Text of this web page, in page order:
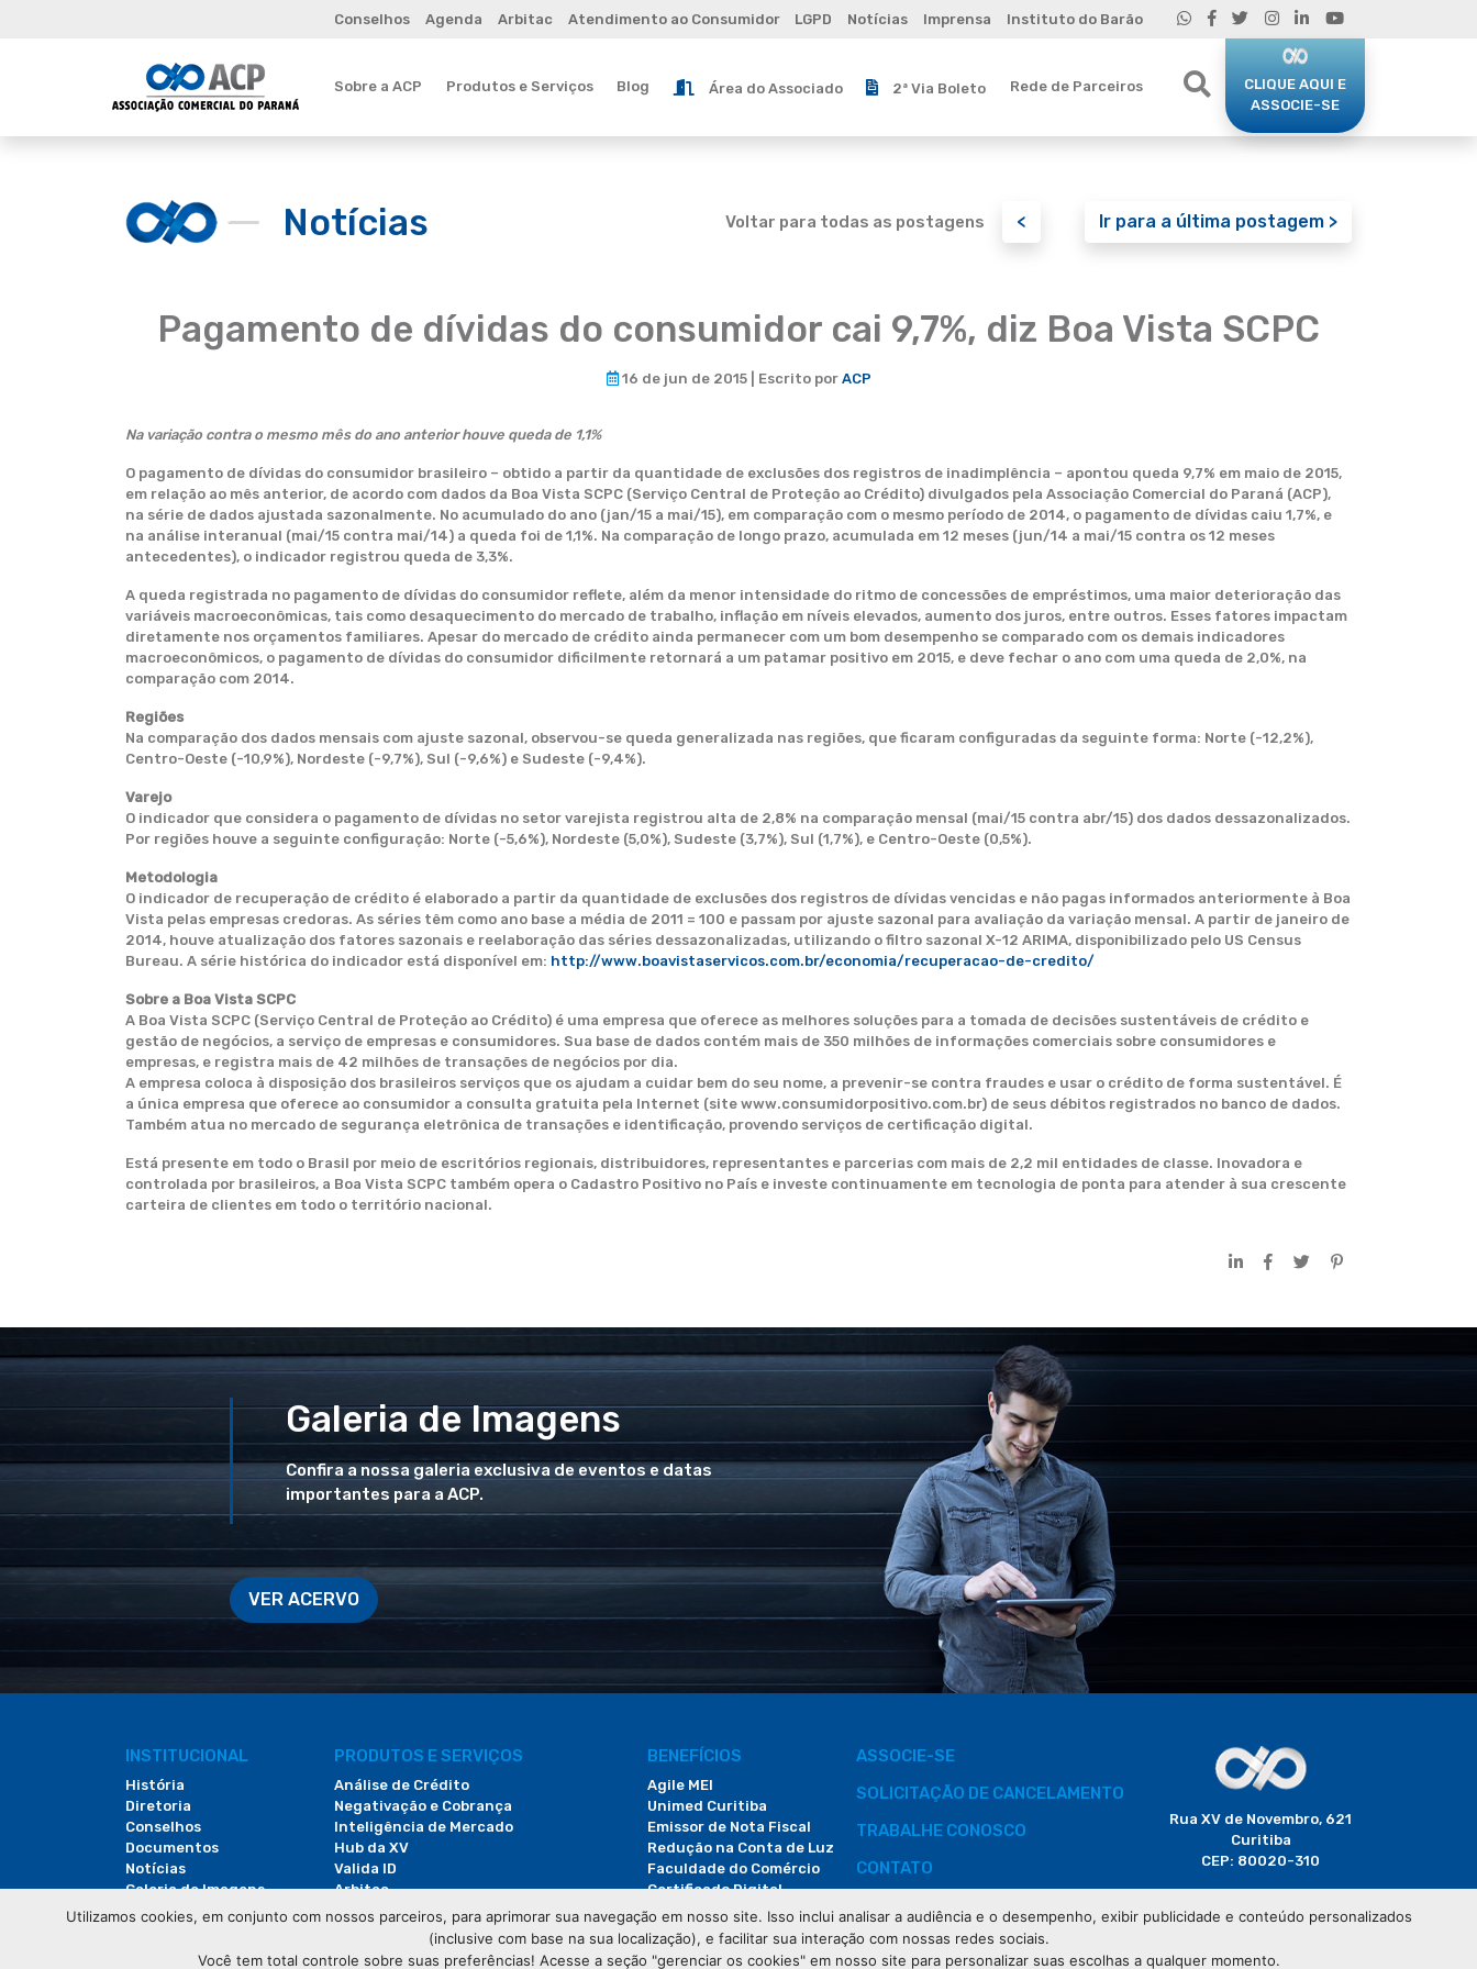
Conselhos Agenda Arbitac Atendimento ao Consumidor LGPD Notícias Imprensa Instituto do Barão
Sobre a ACP Produtos e Serviços Blog Área do Associado 2ª Via Boleto Rede de Parceiros
CLIQUE AQUI E
ASSOCIE-SE
Notícias Voltar para todas as postagens < Ir para a última postagem >
Pagamento de dívidas do consumidor cai 9,7%, diz Boa Vista SCPC
16 de jun de 2015 | Escrito por ACP
Na variação contra o mesmo mês do ano anterior houve queda de 1,1%
O pagamento de dívidas do consumidor brasileiro – obtido a partir da quantidade de exclusões dos registros de inadimplência – apontou queda 9,7% em maio de 2015,
em relação ao mês anterior, de acordo com dados da Boa Vista SCPC (Serviço Central de Proteção ao Crédito) divulgados pela Associação Comercial do Paraná (ACP),
na série de dados ajustada sazonalmente. No acumulado do ano (jan/15 a mai/15), em comparação com o mesmo período de 2014, o pagamento de dívidas caiu 1,7%, e
na análise interanual (mai/15 contra mai/14) a queda foi de 1,1%. Na comparação de longo prazo, acumulada em 12 meses (jun/14 a mai/15 contra os 12 meses
antecedentes), o indicador registrou queda de 3,3%.
A queda registrada no pagamento de dívidas do consumidor reflete, além da menor intensidade do ritmo de concessões de empréstimos, uma maior deterioração das
variáveis macroeconômicas, tais como desaquecimento do mercado de trabalho, inflação em níveis elevados, aumento dos juros, entre outros. Esses fatores impactam
diretamente nos orçamentos familiares. Apesar do mercado de crédito ainda permanecer com um bom desempenho se comparado com os demais indicadores
macroeconômicos, o pagamento de dívidas do consumidor dificilmente retornará a um patamar positivo em 2015, e deve fechar o ano com uma queda de 2,0%, na
comparação com 2014.
Regiões
Na comparação dos dados mensais com ajuste sazonal, observou-se queda generalizada nas regiões, que ficaram configuradas da seguinte forma: Norte (-12,2%),
Centro-Oeste (-10,9%), Nordeste (-9,7%), Sul (-9,6%) e Sudeste (-9,4%).
Varejo
O indicador que considera o pagamento de dívidas no setor varejista registrou alta de 2,8% na comparação mensal (mai/15 contra abr/15) dos dados dessazonalizados.
Por regiões houve a seguinte configuração: Norte (-5,6%), Nordeste (5,0%), Sudeste (3,7%), Sul (1,7%), e Centro-Oeste (0,5%).
Metodologia
O indicador de recuperação de crédito é elaborado a partir da quantidade de exclusões dos registros de dívidas vencidas e não pagas informados anteriormente à Boa
Vista pelas empresas credoras. As séries têm como ano base a média de 2011 = 100 e passam por ajuste sazonal para avaliação da variação mensal. A partir de janeiro de
2014, houve atualização dos fatores sazonais e reelaboração das séries dessazonalizadas, utilizando o filtro sazonal X-12 ARIMA, disponibilizado pelo US Census
Bureau. A série histórica do indicador está disponível em: http://www.boavistaservicos.com.br/economia/recuperacao-de-credito/
Sobre a Boa Vista SCPC
A Boa Vista SCPC (Serviço Central de Proteção ao Crédito) é uma empresa que oferece as melhores soluções para a tomada de decisões sustentáveis de crédito e
gestão de negócios, a serviço de empresas e consumidores. Sua base de dados contém mais de 350 milhões de informações comerciais sobre consumidores e
empresas, e registra mais de 42 milhões de transações de negócios por dia.
A empresa coloca à disposição dos brasileiros serviços que os ajudam a cuidar bem do seu nome, a prevenir-se contra fraudes e usar o crédito de forma sustentável. É
a única empresa que oferece ao consumidor a consulta gratuita pela Internet (site www.consumidorpositivo.com.br) de seus débitos registrados no banco de dados.
Também atua no mercado de segurança eletrônica de transações e identificação, provendo serviços de certificação digital.
Está presente em todo o Brasil por meio de escritórios regionais, distribuidores, representantes e parcerias com mais de 2,2 mil entidades de classe. Inovadora e
controlada por brasileiros, a Boa Vista SCPC também opera o Cadastro Positivo no País e investe continuamente em tecnologia de ponta para atender à sua crescente
carteira de clientes em todo o território nacional.
Galeria de Imagens
Confira a nossa galeria exclusiva de eventos e datas
importantes para a ACP.
VER ACERVO
INSTITUCIONAL
História
Diretoria
Conselhos
Documentos
Notícias
Galeria de Imagens
Revista do Comércio
PRODUTOS E SERVIÇOS
Análise de Crédito
Negativação e Cobrança
Inteligência de Mercado
Hub da XV
Valida ID
Arbitac
Locação de Espaços
BENEFÍCIOS
Agile MEI
Unimed Curitiba
Emissor de Nota Fiscal
Redução na Conta de Luz
Faculdade do Comércio
Certificado Digital
ASSOCIE-SE
SOLICITAÇÃO DE CANCELAMENTO
TRABALHE CONOSCO
CONTATO
DEMANDAS JUDICIAIS
Rua XV de Novembro, 621
Curitiba
CEP: 80020-310
(41) 3320-2929
Utilizamos cookies, em conjunto com nossos parceiros, para aprimorar sua navegação em nosso site. Isso inclui analisar a audiência e o desempenho, exibir publicidade e conteúdo personalizados
(inclusive com base na sua localização), e facilitar sua interação com nossas redes sociais.
Você tem total controle sobre suas preferências! Acesse a seção "gerenciar os cookies" em nosso site para personalizar suas escolhas a qualquer momento.